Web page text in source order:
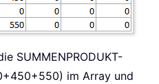
SUMMENPRODUKT-
im Array und